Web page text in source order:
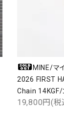
MINE/マ
2026 FIRST
Chain 14KGF/
19,800円(税